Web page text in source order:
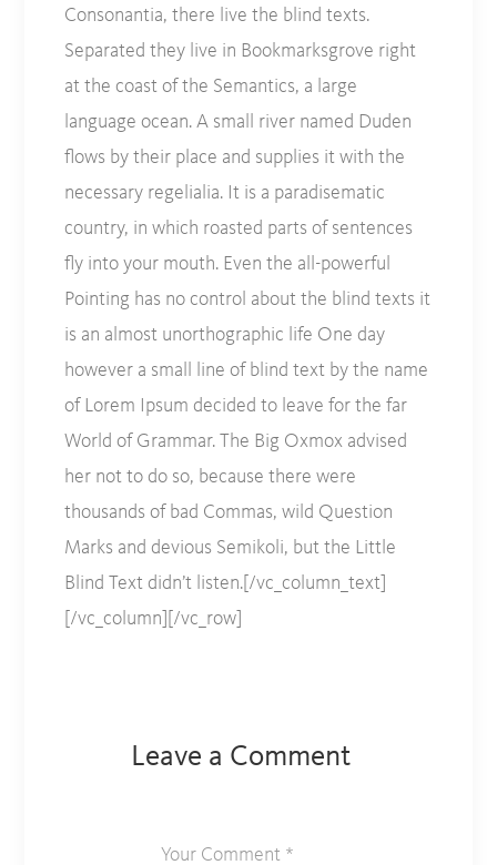
Consonantia, there live the blind texts.
Separated they live in Bookmarksgrove right
at the coast of the Semantics, a large
language ocean. A small river named Duden
flows by their place and supplies it with the
necessary regelialia. It is a paradisematic
country, in which roasted parts of sentences
fly into your mouth. Even the all-powerful
Pointing has no control about the blind texts it
is an almost unorthographic life One day
however a small line of blind text by the name
of Lorem Ipsum decided to leave for the far
World of Grammar. The Big Oxmox advised
her not to do so, because there were
thousands of bad Commas, wild Question
Marks and devious Semikoli, but the Little
Blind Text didn’t listen.[/vc_column_text]
[/vc_column][/vc_row]
Leave a Comment